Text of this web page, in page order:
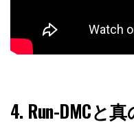
4.Run-DMCと